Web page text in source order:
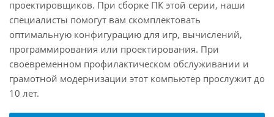
проектировщиков. При сборке ПК этой серии, наши
специалисты помогут вам скомплектовать
оптимальную конфигурацию для игр, вычислений,
программирования или проектирования. При
своевременном профилактическом обслуживании и
грамотной модернизации этот компьютер прослужит до
10 лет.